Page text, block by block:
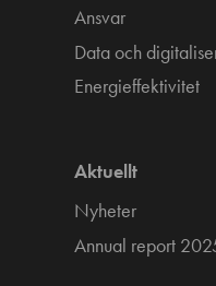
Ansvar
Data och
Energieffektivitet
Aktuellt
Nyheter
Annual report